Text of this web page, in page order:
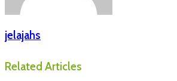
jelajahs
Related Articles